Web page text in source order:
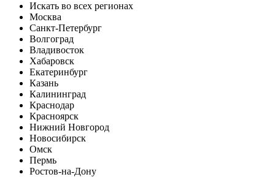
Искать во всех регионах
Москва
Санкт-Петербург
Волгоград
Владивосток
Хабаровск
Екатеринбург
Казань
Калининград
Краснодар
Красноярск
Нижний Новгород
Новосибирск
Омск
Пермь
Ростов-на-Дону